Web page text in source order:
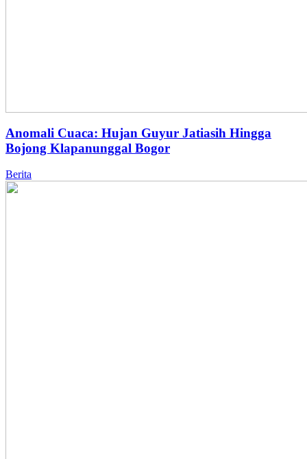
Anomali Cuaca: Hujan Guyur Jatiasih Hingga
Bojong Klapanunggal Bogor
Berita